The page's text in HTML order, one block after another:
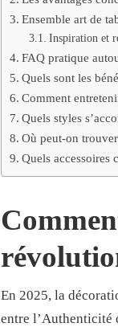
Ensemble art de
Inspiration et
FAQ pratique
Quels sont les
Comment
Quels styles
Où peut-on
Quels accessoires
En 2025, la
entre l’Authenticité